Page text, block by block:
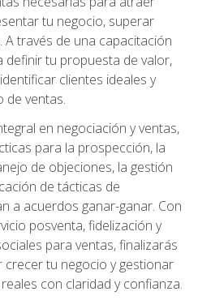
tu negocio, superar
través de una capacitación
definir tu propuesta de valor,
clientes ideales y
de ventas.
en negociación y ventas,
para la prospección, la
de objeciones, la gestión
de tácticas de
a acuerdos ganar-ganar. Con
posventa, fidelización y
para ventas, finalizarás
tu negocio y gestionar
con claridad y confianza.